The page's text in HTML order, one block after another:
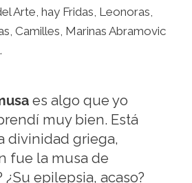
Arte, hay Fridas, Leonoras,
Camilles, Marinas Abramovic
es algo que yo
muy bien. Está
divinidad griega,
fue la musa de
¿Su epilepsia, acaso?